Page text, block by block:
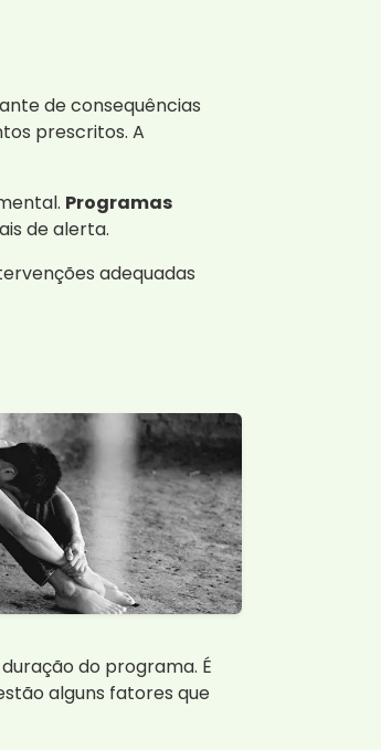
de consequências
prescritos. A
Programas
de alerta.
adequadas
do programa. É
alguns fatores que